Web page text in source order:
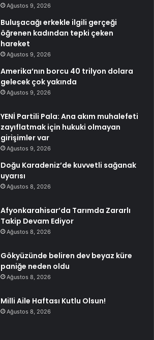
Ağustos 9, 2026
Buluşacağı erkekle ilgili gerçeği
öğrenen kadından tepki çeken
hareket
Ağustos 9, 2026
Amerika’nın borcu 40 trilyon dolara
gelecek çok yakında
Ağustos 9, 2026
YENİ Partili Pala: Ana akım muhalefeti
zayıflatmak için hukuki olmayan
girişimler var
Ağustos 9, 2026
Doğu Karadeniz’de kuvvetli sağanak
uyarısı
Ağustos 8, 2026
Afyonkarahisar’da Tarımda Zararlı
Takip Devam Ediyor
Ağustos 8, 2026
Gökyüzünde beliren dev beyaz küre
paniğe neden oldu
Ağustos 8, 2026
Milli Aile Haftası Kutlu Olsun!
Ağustos 8, 2026